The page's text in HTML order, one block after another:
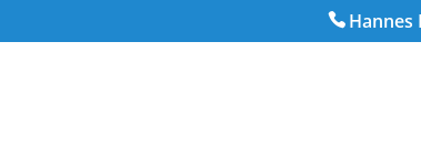
Hannes